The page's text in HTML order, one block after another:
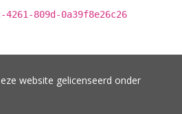
4261-809d-0a39f8e26c26
website gelicenseerd onder